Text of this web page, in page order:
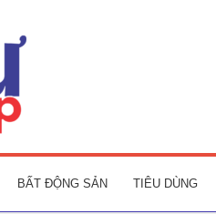
BẤT ĐỘNG SẢN TIÊU DÙNG